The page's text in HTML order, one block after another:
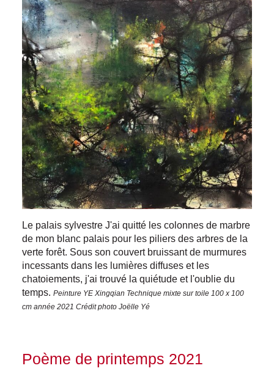
Le palais sylvestre J'ai quitté les colonnes de marbre
de mon blanc palais pour les piliers des arbres de la
verte forêt. Sous son couvert bruissant de murmures
incessants dans les lumières diffuses et les
chatoiements, j'ai trouvé la quiétude et l'oublie du
temps. Peinture YE Xingqian Technique mixte sur toile 100 x 100
cm année 2021 Crédit photo Joëlle Yé
Poème de printemps 2021